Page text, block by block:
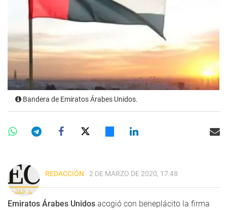
Bandera de Emiratos Árabes Unidos.
REDACCIÓN 2 DE MARZO DE 2020, 17:48
Emiratos Árabes Unidos acogió con beneplácito la firma